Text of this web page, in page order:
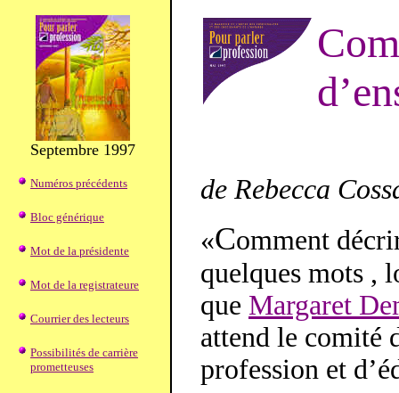
Septembre 1997
Numéros précédents
Bloc générique
Mot de la présidente
Mot de la registrateure
Courrier des lecteurs
Possibilités de carrière
prometteuses
de Rebecca
«Comment
quelques mots ,
que Margaret
attend le comité
profession et